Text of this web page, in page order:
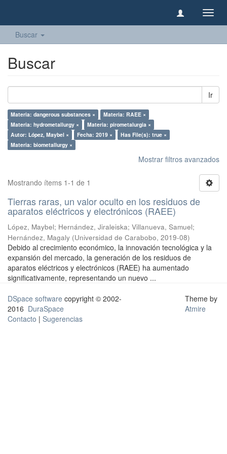
Buscar
Buscar
Ir
Materia: dangerous substances ×
Materia: RAEE ×
Materia: hydrometallurgy ×
Materia: pirometalurgia ×
Autor: López, Maybel ×
Fecha: 2019 ×
Has File(s): true ×
Materia: biometallurgy ×
Mostrar filtros avanzados
Mostrando ítems 1-1 de 1
Tierras raras, un valor oculto en los residuos de
aparatos eléctricos y electrónicos (RAEE)
López, Maybel; Hernández, Jiraleiska; Villanueva, Samuel;
Hernández, Magaly (Universidad de Carabobo, 2019-08)
Debido al crecimiento económico, la innovación tecnológica y la
expansión del mercado, la generación de los residuos de
aparatos eléctricos y electrónicos (RAEE) ha aumentado
significativamente, representando un nuevo ...
DSpace software copyright © 2002-
2016 DuraSpace
Contacto | Sugerencias
Theme by
Atmire